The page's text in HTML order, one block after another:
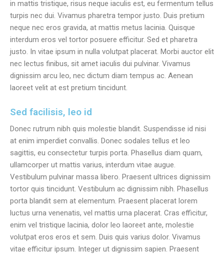
in mattis tristique, risus neque iaculis est, eu fermentum tellus
turpis nec dui. Vivamus pharetra tempor justo. Duis pretium
neque nec eros gravida, at mattis metus lacinia. Quisque
interdum eros vel tortor posuere efficitur. Sed et pharetra
justo. In vitae ipsum in nulla volutpat placerat. Morbi auctor elit
nec lectus finibus, sit amet iaculis dui pulvinar. Vivamus
dignissim arcu leo, nec dictum diam tempus ac. Aenean
laoreet velit at est pretium tincidunt.
Sed facilisis, leo id
Donec rutrum nibh quis molestie blandit. Suspendisse id nisi
at enim imperdiet convallis. Donec sodales tellus et leo
sagittis, eu consectetur turpis porta. Phasellus diam quam,
ullamcorper ut mattis varius, interdum vitae augue.
Vestibulum pulvinar massa libero. Praesent ultrices dignissim
tortor quis tincidunt. Vestibulum ac dignissim nibh. Phasellus
porta blandit sem at elementum. Praesent placerat lorem
luctus urna venenatis, vel mattis urna placerat. Cras efficitur,
enim vel tristique lacinia, dolor leo laoreet ante, molestie
volutpat eros eros et sem. Duis quis varius dolor. Vivamus
vitae efficitur ipsum. Integer ut dignissim sapien. Praesent